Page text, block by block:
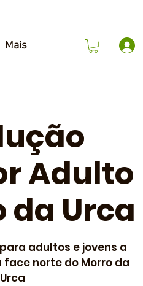
Mais
Adulto
da Urca
adultos e jovens a
face norte do Morro da
Urca